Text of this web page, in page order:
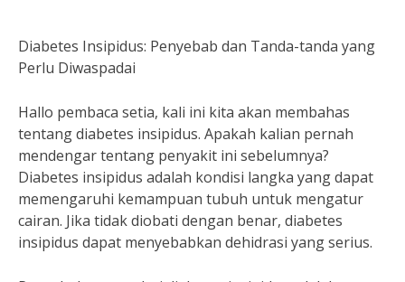
Diabetes Insipidus: Penyebab dan Tanda-tanda yang
Perlu Diwaspadai
Hallo pembaca setia, kali ini kita akan membahas
tentang diabetes insipidus. Apakah kalian pernah
mendengar tentang penyakit ini sebelumnya?
Diabetes insipidus adalah kondisi langka yang dapat
memengaruhi kemampuan tubuh untuk mengatur
cairan. Jika tidak diobati dengan benar, diabetes
insipidus dapat menyebabkan dehidrasi yang serius.